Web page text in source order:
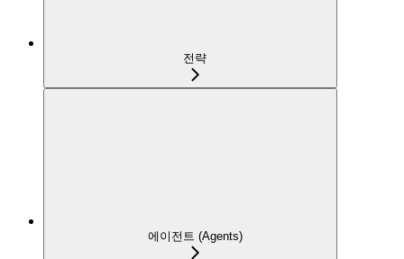
전략
에이전트 (Agents)